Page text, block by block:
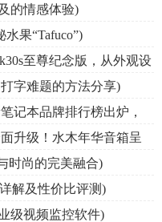
的情感体验)
果“Tafuco”)
至尊纪念版，从外观设
字难题的方法分享)
记本品牌排行榜出炉，
升级！水木年华音箱呈
时尚的完美融合)
解及性价比评测)
级视频监控软件)